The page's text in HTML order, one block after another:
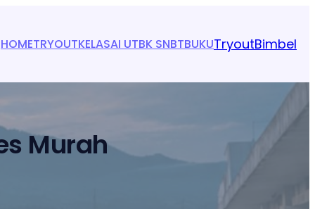
HOMETRYOUTKELASAI UTBK SNBTBUKUTryoutBimbel
Murah